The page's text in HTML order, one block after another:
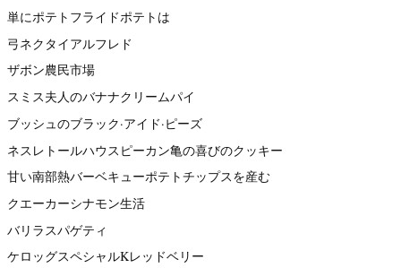
単にポテトフライドポテトは
弓ネクタイアルフレド
ザボン農民市場
スミス夫人のバナナクリームパイ
ブッシュのブラック·アイド·ピーズ
ネスレトールハウスピーカン亀の喜びのクッキー
甘い南部熱バーベキューポテトチップスを産む
クエーカーシナモン生活
バリラスパゲティ
ケロッグスペシャルKレッドベリー